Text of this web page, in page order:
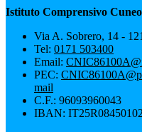
Istituto Comprensivo
Via A. Sobrero, 14 -
Tel: 0171 503400
Email:
PEC:
mail
C.F.: 96093960043
IBAN: